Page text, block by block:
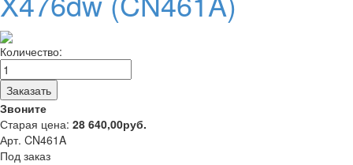
Количество:
Заказать
Звоните
Старая цена: 28 640,00руб.
Арт. CN461A
Под заказ